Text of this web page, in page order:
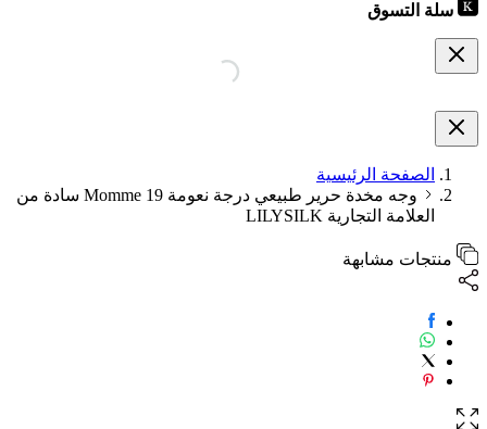
سلة التسوق
الصفحة الرئيسية
وجه مخدة حرير طبيعي درجة نعومة 19 Momme سادة من
العلامة التجارية LILYSILK
منتجات مشابهة